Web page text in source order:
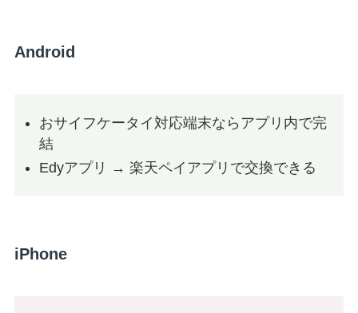
Android
おサイフケータイ対応端末ならアプリ内で完
結
Edyアプリ → 楽天ペイアプリで交換できる
iPhone